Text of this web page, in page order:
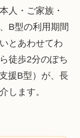
人・ご家族・
B型の利用期間
とあわせてわ
徒歩2分のぽち
援B型）が、長
します。